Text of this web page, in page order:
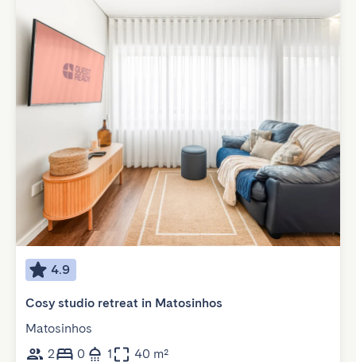
4.9
Cosy studio retreat in Matosinhos
Matosinhos
2
0 1 40 m²